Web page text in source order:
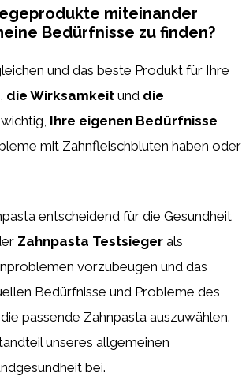
miteinander
Bedürfnisse zu finden?
und das beste Produkt für Ihre
die Wirksamkeit und die
Ihre eigenen Bedürfnisse
mit Zahnfleischbluten haben oder
entscheidend für die Gesundheit
Zahnpasta Testsieger als
vorzubeugen und das
Bedürfnisse und Probleme des
passende Zahnpasta auszuwählen.
unseres allgemeinen
bei.